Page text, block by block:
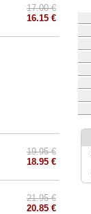
17.00 €
16.15 €
19.95 €
18.95 €
21.95 €
20.85 €